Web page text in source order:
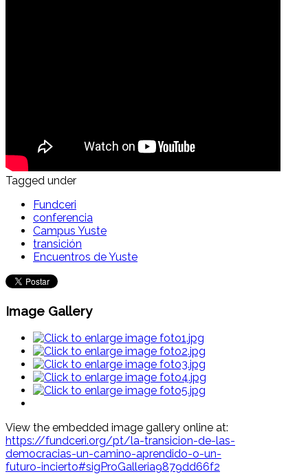
Tagged under
Fundceri
conferencia
Campus Yuste
transición
Encuentros de Yuste
Image Gallery
View the embedded image gallery online at:
https://fundceri.org/pt/la-transicion-de-las-
democracias-un-camino-aprendido-o-un-
futuro-incierto#sigProGalleria9879dd66f2